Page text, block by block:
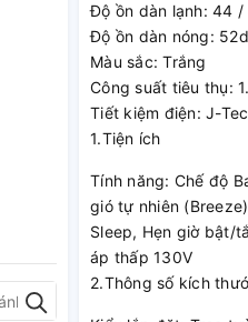
ổn
còn
Độ ồn dàn lạnh: 44
Độ ồn dàn nóng:
Màu sắc: Trắng
Công suất tiêu thụ:
Tiết kiệm điện: J-
1.Tiện ích
Tính năng: Chế độ
gió tự nhiên
Sleep, Hẹn giờ bật/
áp thấp 130V
2.Thông số kích